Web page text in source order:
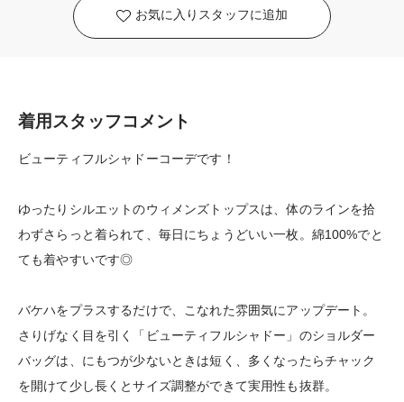
お気に入りスタッフに追加
着用スタッフコメント
ビューティフルシャドーコーデです！
ゆったりシルエットのウィメンズトップスは、体のラインを拾
わずさらっと着られて、毎日にちょうどいい一枚。綿100%でと
ても着やすいです◎
バケハをプラスするだけで、こなれた雰囲気にアップデート。
さりげなく目を引く「ビューティフルシャドー」のショルダー
バッグは、にもつが少ないときは短く、多くなったらチャック
を開けて少し長くとサイズ調整ができて実用性も抜群。